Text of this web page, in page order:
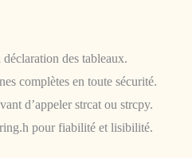
déclaration des tableaux.
complètes en toute sécurité.
d’appeler strcat ou strcpy.
pour fiabilité et lisibilité.